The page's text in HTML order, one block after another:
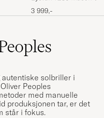
Black
3 999,-
solbriller i
Peoples
med manuelle
produksjonen tar, er det
står i fokus.